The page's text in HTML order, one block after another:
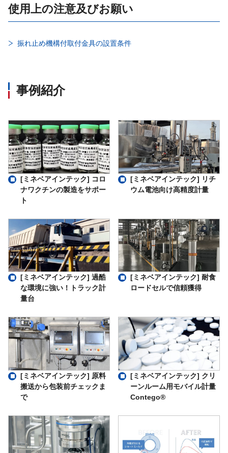
使用上の注意及びお願い
振れ止め機構付取付金具の設置条件
事例紹介
[ミネベアインテック] コロ
ナワクチンの製造をサポー
ト
[ミネベアインテック] リチ
ウム電池向け高精度計量
[ミネベアインテック] 過酷
な環境に強い！トラック計
量台
[ミネベアインテック] 耐食
ロードセルで信頼獲得
[ミネベアインテック] 原料
搬送から包装前チェックま
で
[ミネベアインテック] クリ
ーンルーム用モバイル計量
Contego®